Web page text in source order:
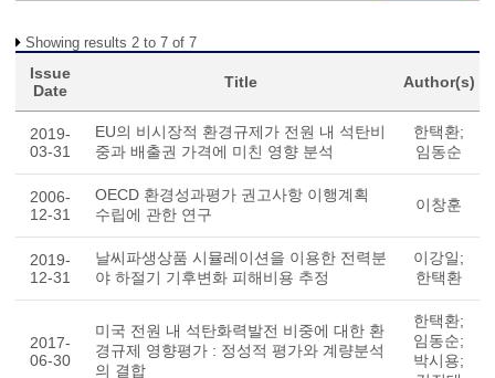
Showing results 2 to 7 of 7
Issue
Date
Title Author(s)
2019-
03-31
EU의 비시장적 환경규제가 전원 내 석탄비
중과 배출권 가격에 미친 영향 분석
한택환;
임동순
2006-
12-31
OECD 환경성과평가 권고사항 이행계획
수립에 관한 연구
이창훈
2019-
12-31
날씨파생상품 시뮬레이션을 이용한 전력분
야 하절기 기후변화 피해비용 추정
이강일;
한택환
2017-
06-30
미국 전원 내 석탄화력발전 비중에 대한 환
경규제 영향평가 : 정성적 평가와 계량분석
의 결합
한택환;
임동순;
박시용;